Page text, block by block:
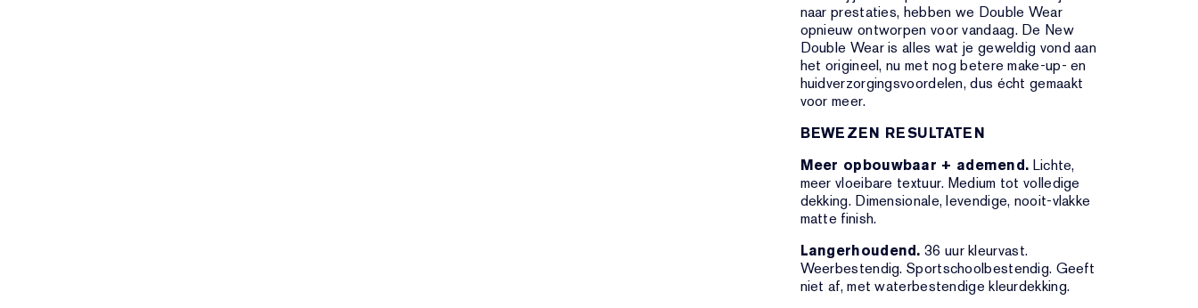
naar prestaties, hebben we Double Wear
opnieuw ontworpen voor vandaag. De New
Double Wear is alles wat je geweldig vond aan
het origineel, nu met nog betere make-up- en
huidverzorgingsvoordelen, dus écht gemaakt
voor meer.
BEWEZEN RESULTATEN
Meer opbouwbaar + ademend. Lichte,
meer vloeibare textuur. Medium tot volledige
dekking. Dimensionale, levendige, nooit-vlakke
matte finish.
Langerhoudend. 36 uur kleurvast.
Weerbestendig. Sportschoolbestendig. Geeft
niet af, met waterbestendige kleurdekking.